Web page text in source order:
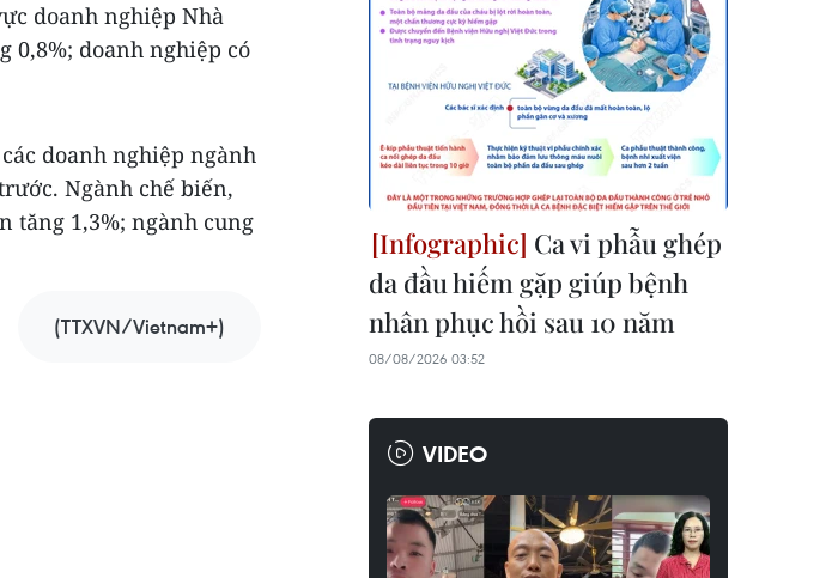
doanh nghiệp Nhà
0,8%; doanh nghiệp có
doanh nghiệp ngành
Ngành chế biến,
tăng 1,3%; ngành cung
(TTXVN/Vietnam+)
Ca vi phẫu ghép
da đầu hiếm gặp giúp bệnh
nhân phục hồi sau 10 năm
08/08/2026 03:52
VIDEO